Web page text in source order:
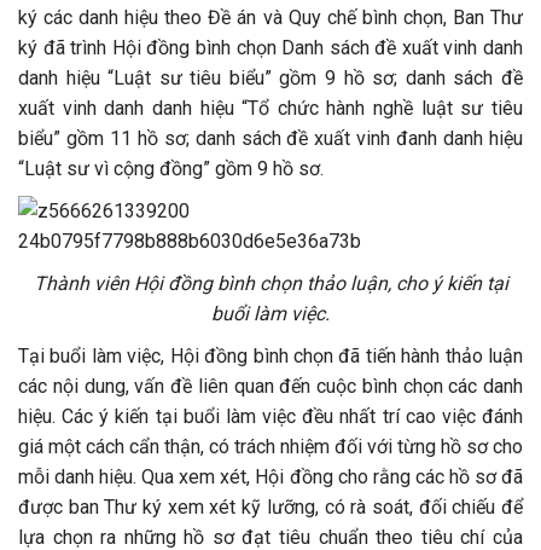
ký các danh hiệu theo Đề án và Quy chế bình chọn, Ban Thư
ký đã trình Hội đồng bình chọn Danh sách đề xuất vinh danh
danh hiệu “Luật sư tiêu biểu” gồm 9 hồ sơ; danh sách đề
xuất vinh danh danh hiệu “Tổ chức hành nghề luật sư tiêu
biểu” gồm 11 hồ sơ; danh sách đề xuất vinh đanh danh hiệu
“Luật sư vì cộng đồng” gồm 9 hồ sơ.
Thành viên Hội đồng bình chọn thảo luận, cho ý kiến tại
buổi làm việc.
Tại buổi làm việc, Hội đồng bình chọn đã tiến hành thảo luận
các nội dung, vấn đề liên quan đến cuộc bình chọn các danh
hiệu. Các ý kiến tại buổi làm việc đều nhất trí cao việc đánh
giá một cách cẩn thận, có trách nhiệm đối với từng hồ sơ cho
mỗi danh hiệu. Qua xem xét, Hội đồng cho rằng các hồ sơ đã
được ban Thư ký xem xét kỹ lưỡng, có rà soát, đối chiếu để
lựa chọn ra những hồ sơ đạt tiêu chuẩn theo tiêu chí của